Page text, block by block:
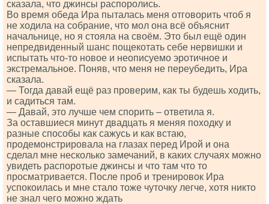
сказала, что джинсы распоролись.
Во время обеда Ира пыталась меня отговорить чтоб я
не ходила на собрание, что мол она всё объяснит
начальнице, но я стояла на своём. Это был ещё один
непредвиденный шанс пощекотать себе нервишки и
испытать что-то новое и неописуемо эротичное и
экстремальное. Поняв, что меня не переубедить, Ира
сказала.
— Тогда давай ещё раз проверим, как ты будешь ходить,
и садиться там.
— Давай, это лучше чем спорить – ответила я.
За оставшиеся минут двадцать я меняя походку и
разные способы как сажусь и как встаю,
продемонстрировала на глазах перед Ирой и она
сделал мне несколько замечаний, в каких случаях можно
увидеть распоротые джинсы и что там что то
просматривается. После проб и тренировок Ира
успокоилась и мне стало тоже чуточку легче, хотя никто
не знал чего можно ждать